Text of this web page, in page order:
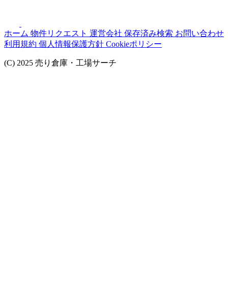
ホーム 物件リクエスト 運営会社 保存済み検索 お問い合わせ
利用規約 個人情報保護方針 Cookieポリシー
(C) 2025 売り倉庫・工場サーチ